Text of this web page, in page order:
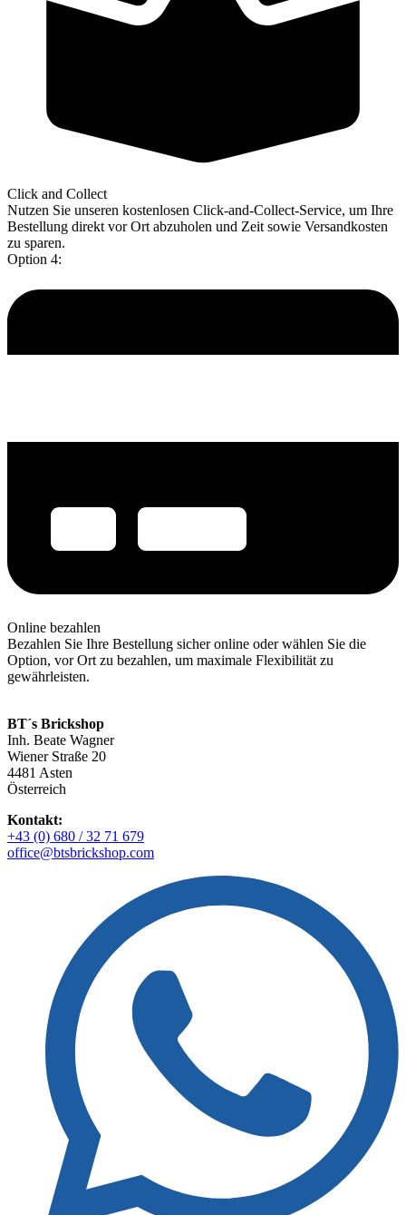
Click and Collect
Nutzen Sie unseren kostenlosen Click-and-Collect-Service, um Ihre
Bestellung direkt vor Ort abzuholen und Zeit sowie Versandkosten
zu sparen.
Option 4:
Online bezahlen
Bezahlen Sie Ihre Bestellung sicher online oder wählen Sie die
Option, vor Ort zu bezahlen, um maximale Flexibilität zu
gewährleisten.
BT´s Brickshop​
Inh. Beate Wagner
Wiener Straße 20
4481 Asten
Österreich
Kontakt:
+43 (0) 680 / 32 71 679
office@btsbrickshop.com